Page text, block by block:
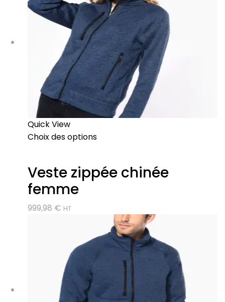
Quick View
Choix des options
Veste zippée chinée
femme
999,98 € HT